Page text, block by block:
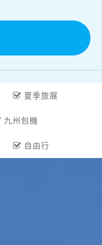
夏季旅展
九州包機
自由行